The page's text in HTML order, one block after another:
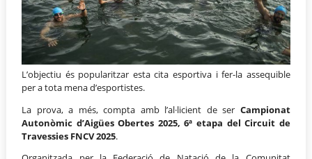
L’objectiu és popularitzar esta cita esportiva i fer-la assequible
per a tota mena d’esportistes.
La prova, a més, compta amb l’al·licient de ser Campionat
Autonòmic d’Aigües Obertes 2025, 6ª etapa del Circuit de
Travessies FNCV 2025.